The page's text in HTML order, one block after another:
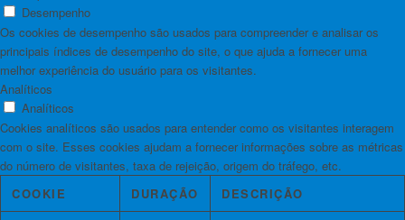
Desempenho
Os cookies de desempenho são usados ​​para compreender e analisar os
principais índices de desempenho do site, o que ajuda a fornecer uma
melhor experiência do usuário para os visitantes.
Analíticos
Analíticos
Cookies analíticos são usados ​​para entender como os visitantes interagem
com o site. Esses cookies ajudam a fornecer informações sobre as métricas
do número de visitantes, taxa de rejeição, origem do tráfego, etc.
COOKIE
DURAÇÃO DESCRIÇÃO